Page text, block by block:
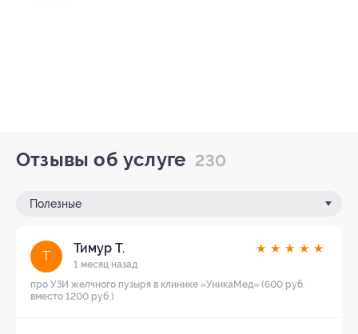
Отзывы об услуге 230
Полезные
Т
Тимур Т.
1 месяц назад
★ ★ ★ ★ ★
про УЗИ желчного пузыря в клинике «УникаМед» (600 руб.
вместо 1200 руб.)